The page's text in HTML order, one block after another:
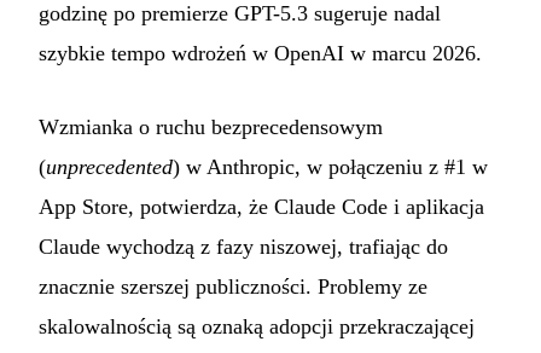
godzinę po premierze GPT-5.3 sugeruje nadal
szybkie tempo wdrożeń w OpenAI w marcu 2026.
Wzmianka o ruchu bezprecedensowym
(unprecedented) w Anthropic, w połączeniu z #1 w
App Store, potwierdza, że Claude Code i aplikacja
Claude wychodzą z fazy niszowej, trafiając do
znacznie szerszej publiczności. Problemy ze
skalowalnością są oznaką adopcji przekraczającej